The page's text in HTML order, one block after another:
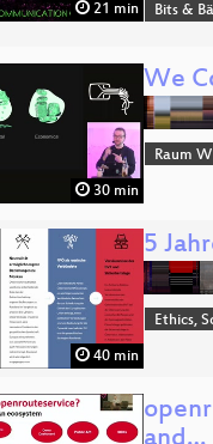
21 min Bits &
30 min
We
Raum
40 min
5
Ethics,